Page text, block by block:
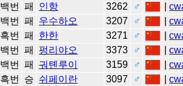
백번 패 인항 3262 ♂ |
백번 패 우수하오 3207 ♂ |
흑번 패 한한 3271 ♂ |
백번 패 펑리야오 3373 ♂ |
백번 패 궈톈루이 3159 ♂ |
흑번 승 쉬페이란 3097 ♂ |